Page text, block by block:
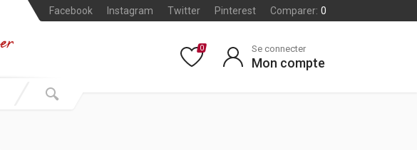
Facebook Instagram Twitter Pinterest Comparer: 0
0 Se connecter
Mon compte